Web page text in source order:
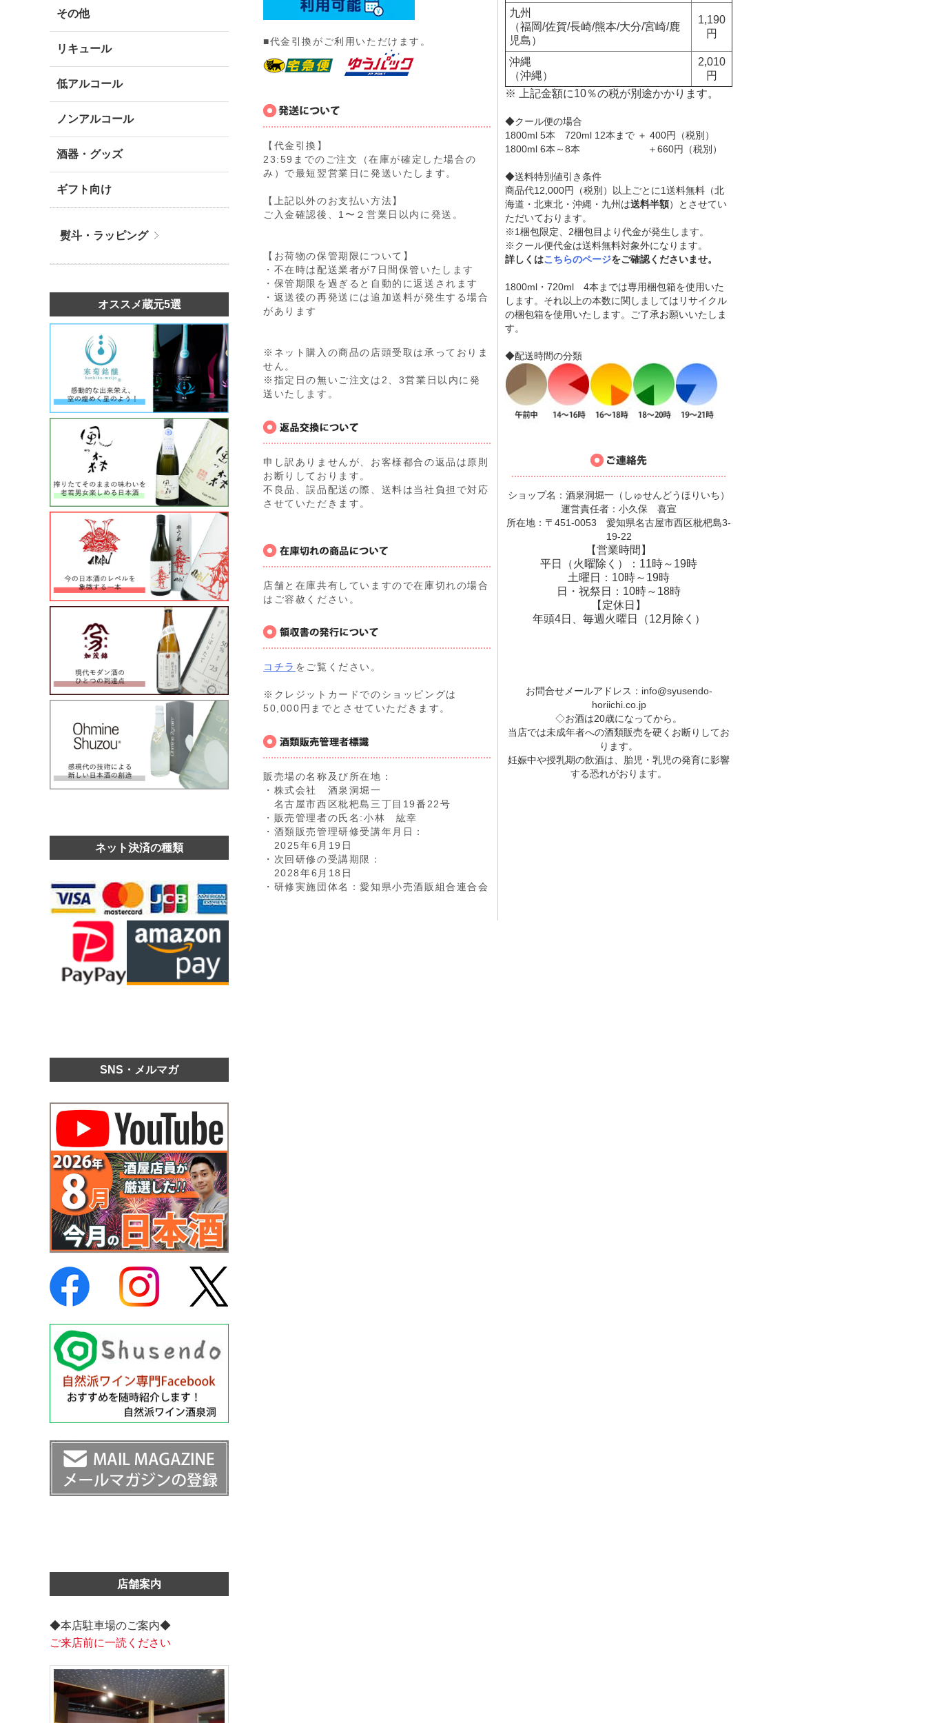
■代金引換がご利用いただけます。
【代金引換】
23:59までのご注文（在庫が確定した場合の
み）で最短翌営業日に発送いたします。
【上記以外のお支払い方法】
ご入金確認後、1〜２営業日以内に発送。
【お荷物の保管期限について】
・不在時は配送業者が7日間保管いたします
・保管期限を過ぎると自動的に返送されます
・返送後の再発送には追加送料が発生する場合
があります
※ネット購入の商品の店頭受取は承っておりま
せん。
※指定日の無いご注文は2、3営業日以内に発
送いたします。
申し訳ありませんが、お客様都合の返品は原則
お断りしております。
不良品、誤品配送の際、送料は当社負担で対応
させていただきます。
店舗と在庫共有していますので在庫切れの場合
はご容赦ください。
コチラ をご覧ください。
※クレジットカードでのショッピングは
50,000円までとさせていただきます。
販売場の名称及び所在地：
・株式会社 酒泉洞堀一
名古屋市西区枇杷島三丁目19番22号
・販売管理者の氏名:小林 紘幸
・酒類販売管理研修受講年月日：
2025年6月19日
・次回研修の受講期限：
2028年6月18日
・研修実施団体名：愛知県小売酒販組合連合会
九州
（福岡/佐賀/長崎/熊本/大分/宮崎/鹿
児島）
1,190
円
沖縄
（沖縄）
2,010
円
※ 上記金額に10％の税が別途かかります。
◆クール便の場合
1800ml 5本 720ml 12本まで ＋ 400円（税別）
1800ml 6本～8本 ＋660円（税別）
◆送料特別値引き条件
商品代12,000円（税別）以上ごとに1送料無料（北
海道・北東北・沖縄・九州は送料半額）とさせてい
ただいております。
※1梱包限定、2梱包目より代金が発生します。
※クール便代金は送料無料対象外になります。
詳しくはこちらのページをご確認くださいませ。
1800ml・720ml 4本までは専用梱包箱を使用いた
します。それ以上の本数に関しましてはリサイクル
の梱包箱を使用いたします。ご了承お願いいたしま
す。
◆配送時間の分類
ショップ名：酒泉洞堀一（しゅせんどうほりいち）
運営責任者：小久保 喜宣
所在地：〒451-0053 愛知県名古屋市西区枇杷島3-
19-22
【営業時間】
平日（火曜除く）：11時～19時
土曜日：10時～19時
日・祝祭日：10時～18時
【定休日】
年頭4日、毎週火曜日（12月除く）
お問合せメールアドレス： info@syusendo-
horiichi.co.jp
◇お酒は20歳になってから。
当店では未成年者への酒類販売を硬くお断りしてお
ります。
妊娠中や授乳期の飲酒は、胎児・乳児の発育に影響
する恐れがおります。
その他
リキュール
低アルコール
ノンアルコール
酒器・グッズ
ギフト向け
熨斗・ラッピング
オススメ蔵元5選
ネット決済の種類
SNS・メルマガ
店舗案内
◆本店駐車場のご案内◆
ご来店前に一読ください